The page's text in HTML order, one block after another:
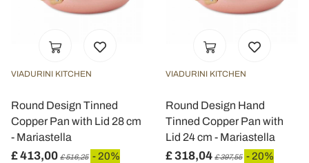
VIADURINI KITCHEN
Round Design Tinned
Copper Pan with Lid 28 cm
- Mariastella
£ 413,00 £ 516,25 - 20%
VIADURINI KITCHEN
Round Design Hand
Tinned Copper Pan with
Lid 24 cm - Mariastella
£ 318,04 £ 397,55 - 20%